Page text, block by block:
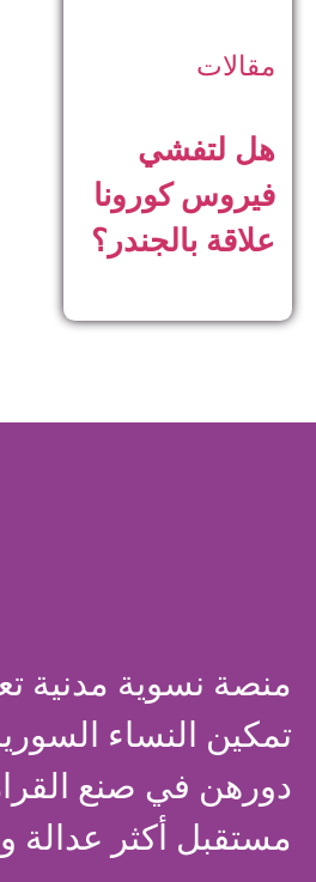
مقالات
هل لتفشي
فيروس كورونا
علاقة بالجندر؟
منصة نسوية مدنية
تمكين النساء
دورهن في صنع
مستقبل أكثر عدالة